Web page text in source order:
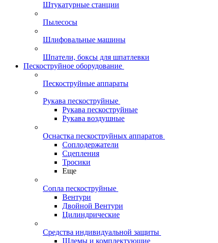
Штукатурные станции
Пылесосы
Шлифовальные машины
Шпатели, боксы для шпатлевки
Пескоструйное оборудование
Пескоструйные аппараты
Рукава пескоструйные
Рукава пескоструйные
Рукава воздушные
Оснастка пескоструйных аппаратов
Соплодержатели
Сцепления
Тросики
Еще
Сопла пескоструйные
Вентури
Двойной Вентури
Цилиндрические
Средства индивидуальной защиты
Шлемы и комплектующие